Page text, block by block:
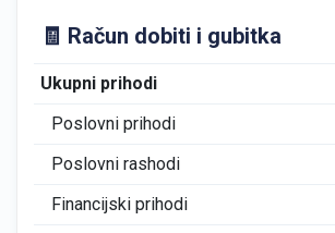
🧾 Račun dobiti i gubitka
Ukupni prihodi
Poslovni prihodi
Poslovni rashodi
Financijski prihodi